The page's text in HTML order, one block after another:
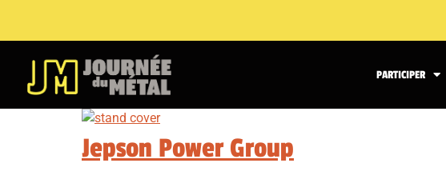
PARTICIPER
Jepson Power Group